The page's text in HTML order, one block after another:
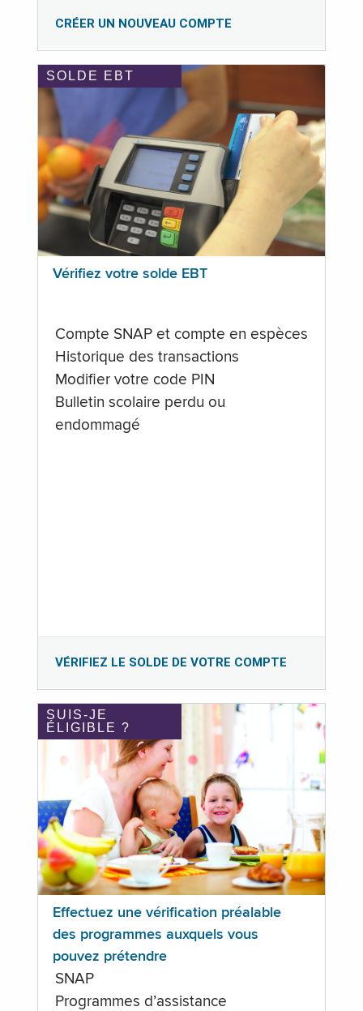
CRÉER UN NOUVEAU COMPTE
SOLDE EBT
Vérifiez votre solde EBT
Compte SNAP et compte en espèces
Historique des transactions
Modifier votre code PIN
Bulletin scolaire perdu ou
endommagé
VÉRIFIEZ LE SOLDE DE VOTRE COMPTE
SUIS-JE
ÉLIGIBLE ?
Effectuez une vérification préalable
des programmes auxquels vous
pouvez prétendre
SNAP
Programmes d’assistance